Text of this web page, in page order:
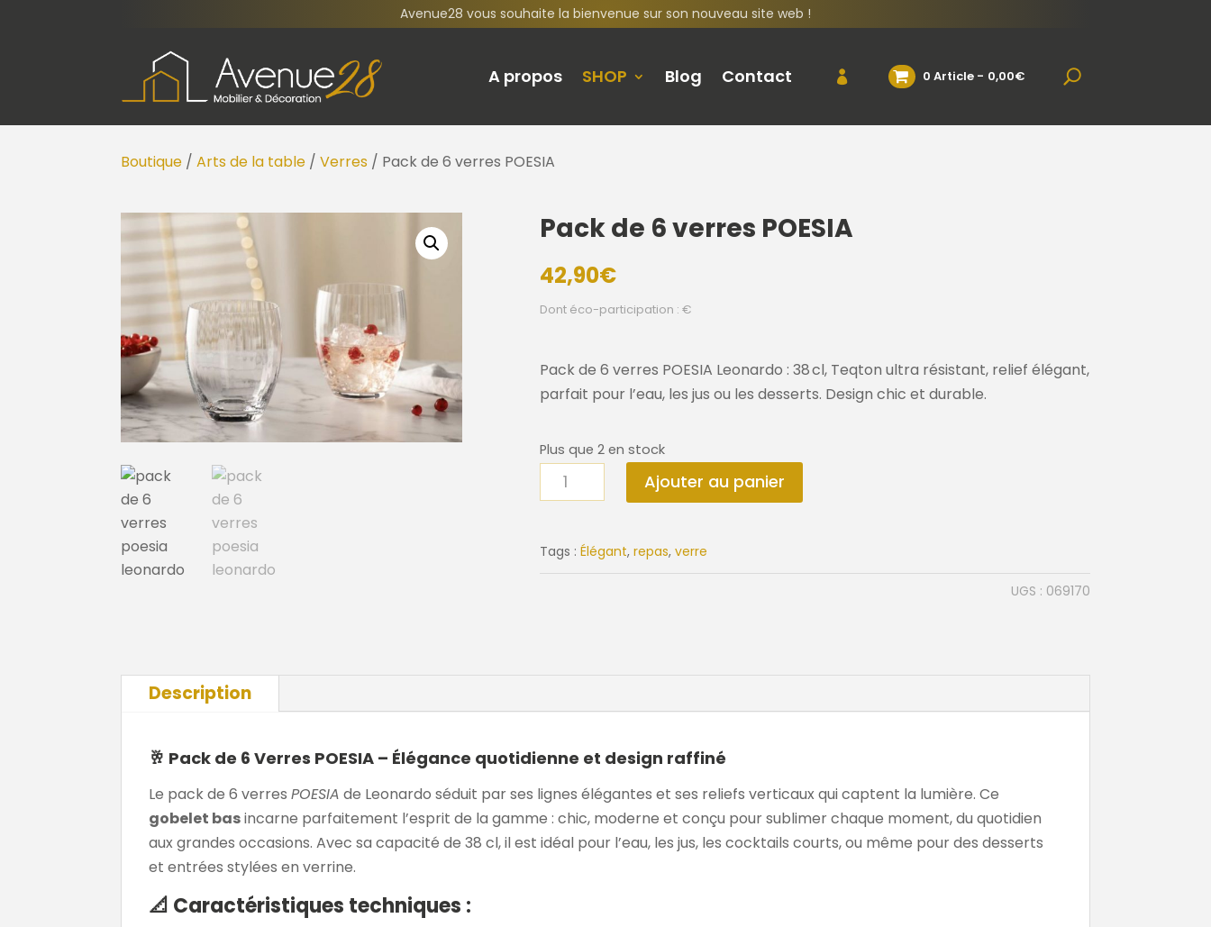
Avenue28 vous souhaite la bienvenue sur son nouveau site web !
A propos SHOP Blog Contact 0 Article 0,00€
Boutique /Arts de la table /Verres / Pack de 6 verres POESIA
Pack de 6 verres POESIA
42,90€
Dont éco-participation : €
Pack de 6 verres POESIA Leonardo : 38 cl, Teqton ultra résistant, relief élégant,
parfait pour l’eau, les jus ou les desserts. Design chic et durable.
Plus que 2 en stock
quantité
de
de
6
Ajouter au panier
Tags : Élégant, repas, verre
UGS : 069170
Description
🥂 Pack de 6 Verres POESIA – Élégance quotidienne et design raffiné
Le pack de 6 verresPOESIA de Leonardo séduit par ses lignes élégantes et ses reliefs verticaux qui captent la lumière. Ce
gobelet basincarne parfaitement l’esprit de la gamme : chic, moderne et conçu pour sublimer chaque moment, du quotidien
aux grandes occasions. Avec sa capacité de 38 cl, il est idéal pour l’eau, les jus, les cocktails courts, ou même pour des desserts
et entrées stylées en verrine.
📐 Caractéristiques techniques :